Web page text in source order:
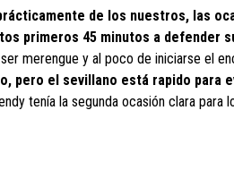
de los nuestros, las
primeros 45 minutos a defender
merengue y al poco de iniciarse el
pero el sevillano está rapido para
tenía la segunda ocasión clara